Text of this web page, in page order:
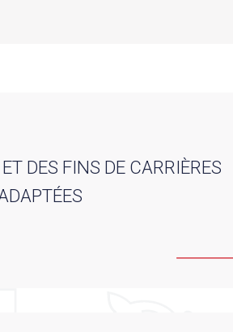
DES FINS DE CARRIÈRES